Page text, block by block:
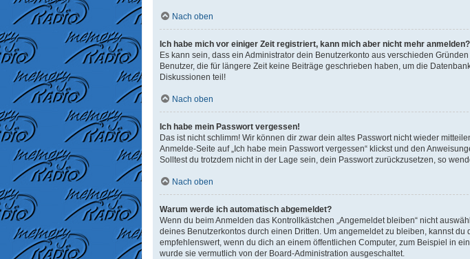
Nach oben
Ich habe mich vor einiger Zeit registriert, kann mich aber nicht mehr
Es kann sein, dass ein Administrator dein Benutzerkonto aus verschieden
Benutzer, die für längere Zeit keine Beiträge geschrieben haben, um die
Diskussionen teil!
Nach oben
Ich habe mein Passwort vergessen!
Das ist nicht schlimm! Wir können dir zwar dein altes Passwort nicht wieder
Anmelde-Seite auf „Ich habe mein Passwort vergessen“ klickst und den
Solltest du trotzdem nicht in der Lage sein, dein Passwort zurückzusetzen, so
Nach oben
Warum werde ich automatisch abgemeldet?
Wenn du beim Anmelden das Kontrollkästchen „Angemeldet bleiben“ nicht
deines Benutzerkontos durch einen Dritten. Um angemeldet zu bleiben, kannst
empfehlenswert, wenn du dich an einem öffentlichen Computer, zum Beispiel in
wurde sie vermutlich von der Board-Administration ausgeschaltet.